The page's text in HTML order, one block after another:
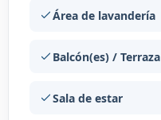
Área de lavandería
Balcón(es) / Terraza
Sala de estar